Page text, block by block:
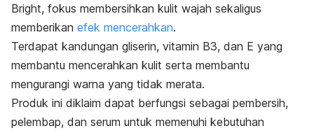
Bright, fokus membersihkan kulit wajah sekaligus
memberikan efek mencerahkan.
Terdapat kandungan gliserin, vitamin B3, dan E yang
membantu mencerahkan kulit serta membantu
mengurangi warna yang tidak merata.
Produk ini diklaim dapat berfungsi sebagai pembersih,
pelembap, dan serum untuk memenuhi kebutuhan